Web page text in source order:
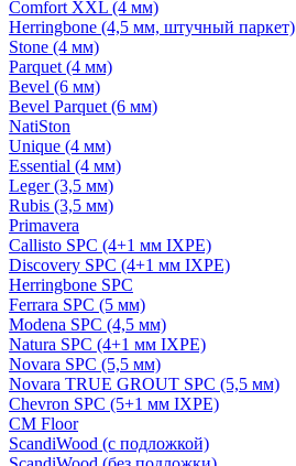
Comfort XXL (4 мм)
Herringbone (4,5 мм, штучный паркет)
Stone (4 мм)
Parquet (4 мм)
Bevel (6 мм)
Bevel Parquet (6 мм)
NatiSton
Unique (4 мм)
Essential (4 мм)
Leger (3,5 мм)
Rubis (3,5 мм)
Primavera
Callisto SPC (4+1 мм IXPE)
Discovery SPC (4+1 мм IXPE)
Herringbone SPC
Ferrara SPC (5 мм)
Modena SPC (4,5 мм)
Natura SPC (4+1 мм IXPE)
Novara SPC (5,5 мм)
Novara TRUE GROUT SPC (5,5 мм)
Chevron SPC (5+1 мм IXPE)
CM Floor
ScandiWood (с подложкой)